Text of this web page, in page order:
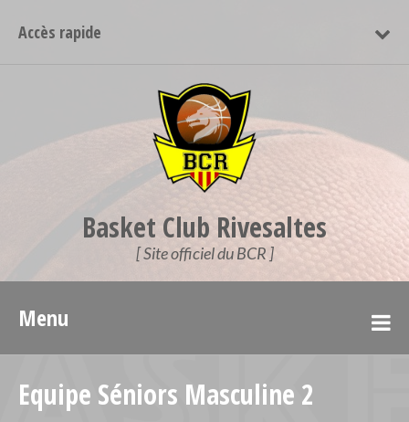
Accès rapide
Basket Club Rivesaltes
[ Site officiel du BCR ]
Menu
Equipe Séniors Masculine 2